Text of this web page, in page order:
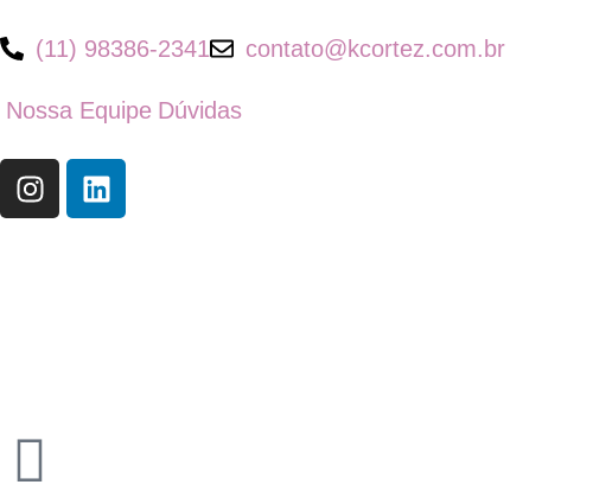
(11) 98386-2341 contato@kcortez.com.br
Nossa Equipe Dúvidas